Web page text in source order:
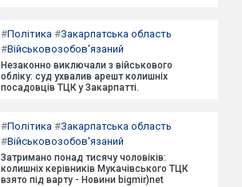
#Політика #Закарпатська область
#Військовозобов'язаний
Незаконно виключали з військового
обліку: суд ухвалив арешт колишніх
посадовців ТЦК у Закарпатті.
#Політика #Закарпатська область
#Військовозобов'язаний
Затримано понад тисячу чоловіків:
колишніх керівників Мукачівського ТЦК
взято під варту - Новини bigmir)net